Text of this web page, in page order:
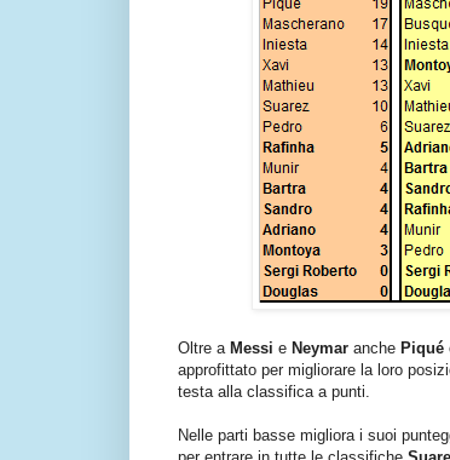
Oltre a Messi e Neymar anche Piqué
approfittato per migliorare la loro
testa alla classifica a punti.
Nelle parti basse migliora i suoi